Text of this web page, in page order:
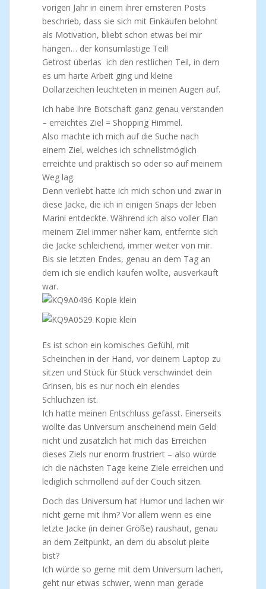
vorigen Jahr in einem ihrer ernsteren Posts
beschrieb, dass sie sich mit Einkäufen belohnt
als Motivation, bliebt schon etwas bei mir
hängen… der konsumlastige Teil!
Getrost überlas ich den restlichen Teil, in dem
es um harte Arbeit ging und kleine
Dollarzeichen leuchteten in meinen Augen auf.
Ich habe ihre Botschaft ganz genau verstanden
– erreichtes Ziel = Shopping Himmel.
Also machte ich mich auf die Suche nach
einem Ziel, welches ich schnellstmöglich
erreichte und praktisch so oder so auf meinem
Weg lag.
Denn verliebt hatte ich mich schon und zwar in
diese Jacke, die ich in einigen Snaps der leben
Marini entdeckte. Während ich also voller Elan
meinem Ziel immer näher kam, entfernte sich
die Jacke schleichend, immer weiter von mir.
Bis sie letzten Endes, genau an dem Tag an
dem ich sie endlich kaufen wollte, ausverkauft
war.
Es ist schon ein komisches Gefühl, mit
Scheinchen in der Hand, vor deinem Laptop zu
sitzen und Stück für Stück verschwindet dein
Grinsen, bis es nur noch ein elendes
Schluchzen ist.
Ich hatte meinen Entschluss gefasst. Einerseits
wollte das Universum anscheinend mein Geld
nicht und zusätzlich hat mich das Erreichen
dieses Ziels nur enorm frustriert – also würde
ich die nächsten Tage keine Ziele erreichen und
lediglich schmollend auf der Couch sitzen.
Doch das Universum hat Humor und lachen wir
nicht gerne mit ihm? Vor allem wenn es eine
letzte Jacke (in deiner Größe) raushaut, genau
an dem Zeitpunkt, an dem du absolut pleite
bist?
Ich würde so gerne mit dem Universum lachen,
geht nur etwas schwer, wenn man gerade